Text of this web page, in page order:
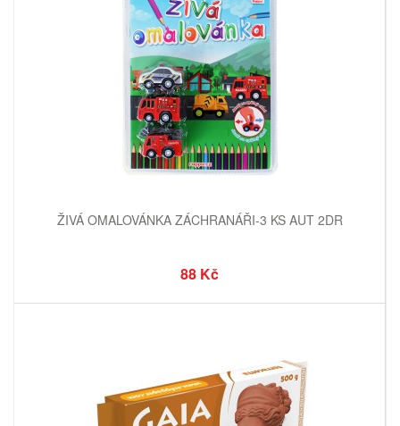
ŽIVÁ OMALOVÁNKA ZÁCHRANÁŘI-3 KS AUT 2DR
88 Kč